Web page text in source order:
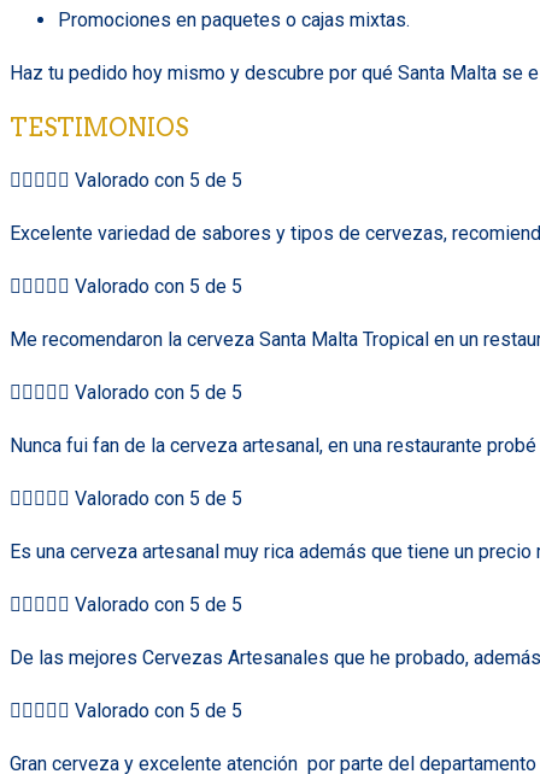
Promociones en paquetes o cajas mixtas.
Haz tu pedido hoy mismo y descubre por qué Santa Malta
TESTIMONIOS
     Valorado con 5 de 5
Excelente variedad de sabores y tipos de cervezas,
     Valorado con 5 de 5
Me recomendaron la cerveza Santa Malta Tropical en un
     Valorado con 5 de 5
Nunca fui fan de la cerveza artesanal, en una restaurante
     Valorado con 5 de 5
Es una cerveza artesanal muy rica además que tiene un
     Valorado con 5 de 5
De las mejores Cervezas Artesanales que he probado,
     Valorado con 5 de 5
Gran cerveza y excelente atención por parte del